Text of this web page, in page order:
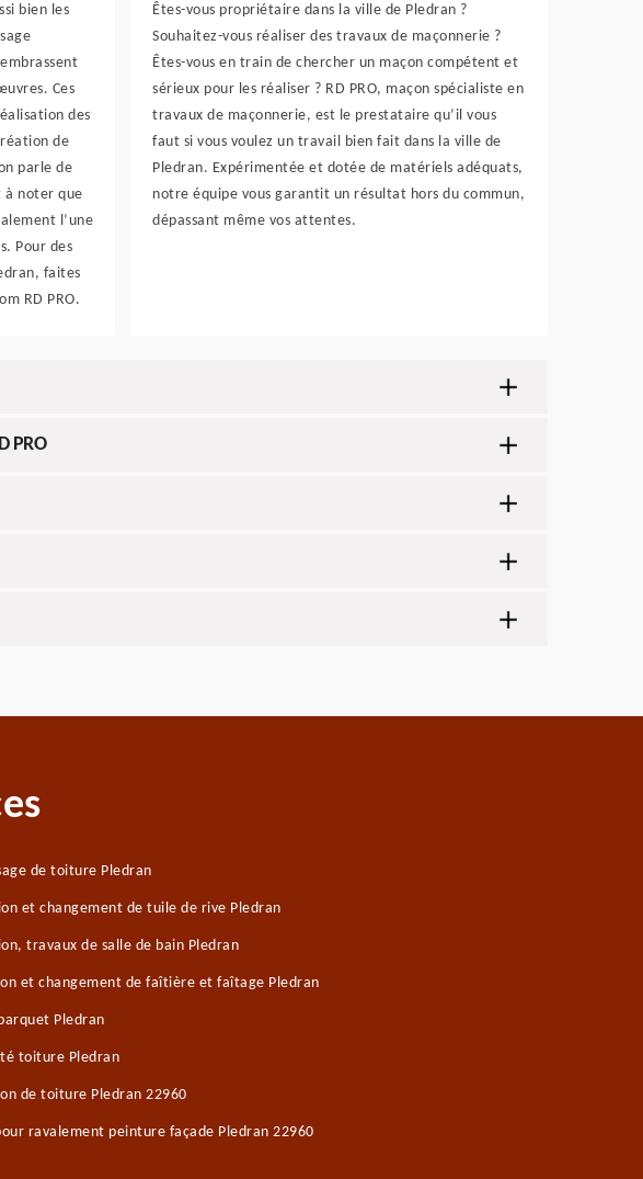
bien les
Ces
des
de
parle de
à noter que
l’une
Pour des
faites
RD PRO.
Êtes-vous propriétaire dans la ville de Pledran ?
Souhaitez-vous réaliser des travaux de maçonnerie ?
Êtes-vous en train de chercher un maçon compétent et
sérieux pour les réaliser ? RD PRO, maçon spécialiste en
travaux de maçonnerie, est le prestataire qu’il vous
faut si vous voulez un travail bien fait dans la ville de
Pledran. Expérimentée et dotée de matériels adéquats,
notre équipe vous garantit un résultat hors du commun,
dépassant même vos attentes.
PRO
de toiture Pledran
et changement de tuile de rive Pledran
travaux de salle de bain Pledran
et changement de faîtière et faîtage Pledran
Pledran
toiture Pledran
de toiture Pledran 22960
ravalement peinture façade Pledran 22960